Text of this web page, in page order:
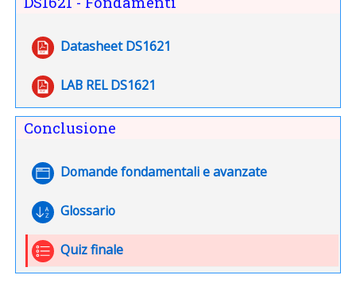
Datasheet DS1621
URL
LAB REL DS1621
File
Conclusione
Domande fondamentali e avanzate
Pagina
Glossario
Quiz finale